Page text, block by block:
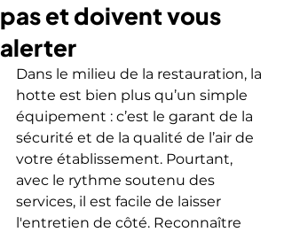
pas et doivent vous
alerter
Dans le milieu de la restauration, la
hotte est bien plus qu’un simple
équipement : c’est le garant de la
sécurité et de la qualité de l’air de
votre établissement. Pourtant,
avec le rythme soutenu des
services, il est facile de laisser
l'entretien de côté. Reconnaître